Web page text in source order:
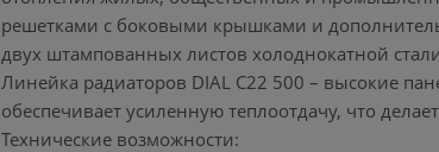
решетками с боковыми крышками и
двух штампованных листов холоднокатной
Линейка радиаторов DIAL С22 500 – высокие
обеспечивает усиленную теплоотдачу, что
Технические возможности: